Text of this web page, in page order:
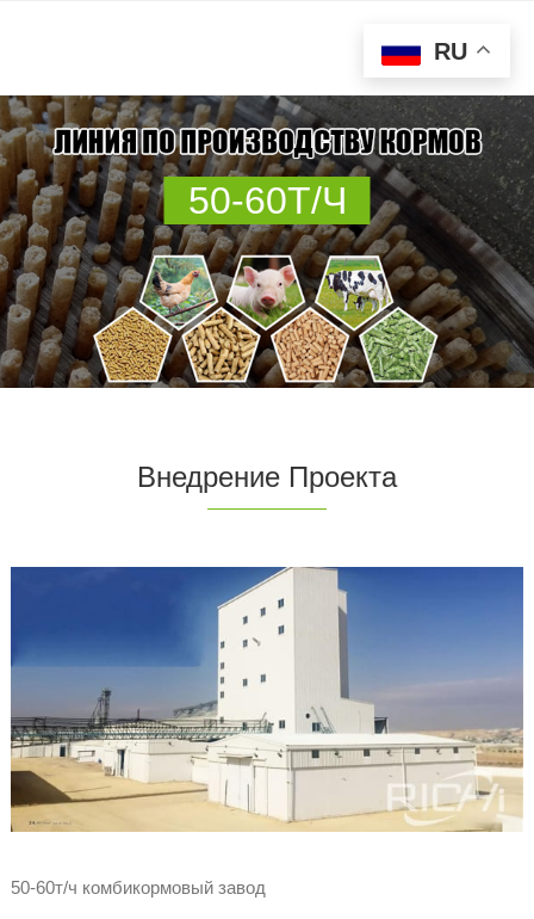
50-60Т/Ч
Внедрение Проекта
50-60т/ч комбикормовый завод
RU